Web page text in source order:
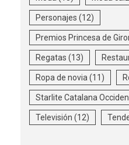
Personajes (12)
Premios Princesa de
Regatas (13)
Ropa de novia (11)
Starlite Catalana
Televisión (12)